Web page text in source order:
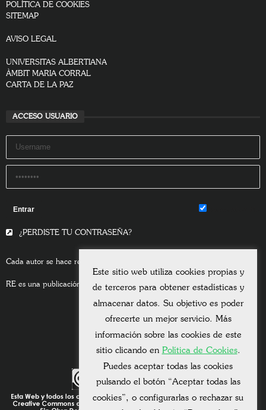
POLÍTICA DE COOKIES
SITEMAP
AVISO LEGAL
UNIVERSITAS ALBERTIANA
ÀMBIT MARIA CORRAL
CARTA DE LA PAZ
ACCESO USUARIO
¿PERDISTE TU CONTRASEÑA?
Cada autor se hace responsable del contenido de sus escritos.
RE es una publicación asociada a la Universitas Albertiana.
Este sitio web utiliza cookies propias y
de terceros para obtener estadísticas y
almacenar datos. Su objetivo es poder
ofrecerte un mejor servicio. Más
información sobre las cookies de este
sitio clicando en Política de Cookies.
Puedes aceptar todas las cookies
pulsando el botón “Aceptar todas las
cookies”, o configurarlas o rechazar su